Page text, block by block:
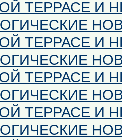
ТЕРРАСЕ И
ТЕРРАСЕ И
ТЕРРАСЕ И
ТЕРРАСЕ И